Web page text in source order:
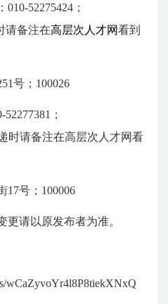
010-52275424 ；
请备注在高层次人才网看到
号； 100026
52277381 ；
时请备注在高层次人才网看
17号； 100006
更请以原发布者为准。
wCaZyvoYr4l8P8tiekXNxQ